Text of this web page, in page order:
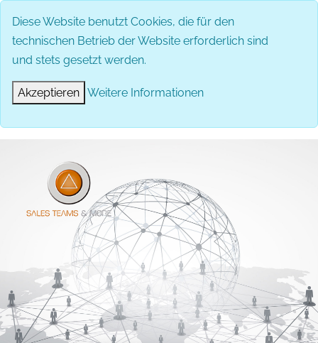
Diese Website benutzt Cookies, die für den
technischen Betrieb der Website erforderlich sind
und stets gesetzt werden.
Akzeptieren Weitere Informationen